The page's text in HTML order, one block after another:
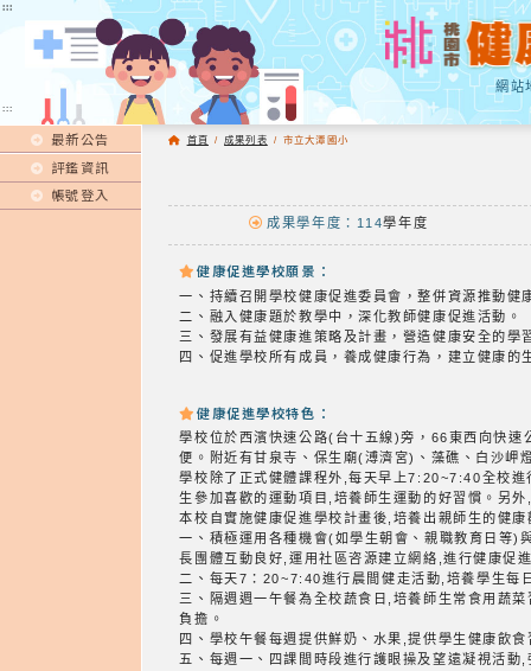
:::
網站
:::
最新公告
評鑑資訊
帳號登入
首頁 / 成果列表 / 市立大潭國小
成果學年度：114學年度
健康促進學校願景：
一、持續召開學校健康促進委員會，整併資源推動健
二、融入健康題於教學中，深化教師健康促進活動。
三、發展有益健康進策略及計畫，營造健康安全的學
四、促進學校所有成員，養成健康行為，建立健康的
健康促進學校特色：
學校位於西濱快速公路(台十五線)旁，66東西向快
便。附近有甘泉寺、保生廟(溥濟宮)、藻礁、白沙岬
學校除了正式健體課程外,每天早上7:20~7:40全校
生參加喜歡的運動項目,培養師生運動的好習慣。另
本校自實施健康促進學校計畫後,培養出親師生的健
一、積極運用各種機會(如學生朝會、親職教育日等)
長團體互動良好,運用社區咨源建立網絡,進行健康促
二、每天7：20~7:40進行晨間健走活動,培養學生每
三、隔週週一午餐為全校蔬食日,培養師生常食用蔬
負擔。
四、學校午餐每週提供鮮奶、水果,提供學生健康飲
五、每週一、四課間時段進行護眼操及望遠凝視活動
:::